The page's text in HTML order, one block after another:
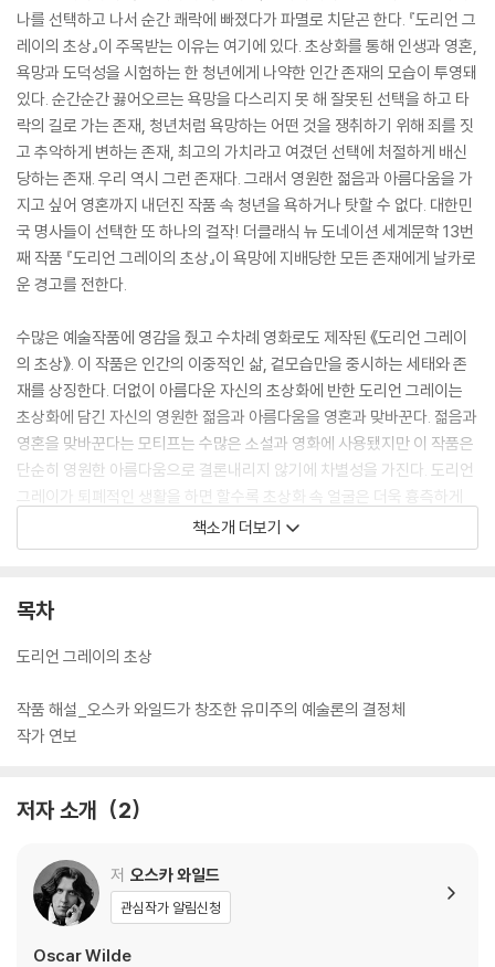
나를 선택하고 나서 순간 쾌락에 빠졌다가 파멸로 치닫곤 한다. 『도리언 그
레이의 초상』이 주목받는 이유는 여기에 있다. 초상화를 통해 인생과 영혼,
욕망과 도덕성을 시험하는 한 청년에게 나약한 인간 존재의 모습이 투영돼
있다. 순간순간 끓어오르는 욕망을 다스리지 못 해 잘못된 선택을 하고 타
락의 길로 가는 존재, 청년처럼 욕망하는 어떤 것을 쟁취하기 위해 죄를 짓
고 추악하게 변하는 존재, 최고의 가치라고 여겼던 선택에 처절하게 배신
당하는 존재. 우리 역시 그런 존재다. 그래서 영원한 젊음과 아름다움을 가
지고 싶어 영혼까지 내던진 작품 속 청년을 욕하거나 탓할 수 없다. 대한민
국 명사들이 선택한 또 하나의 걸작! 더클래식 뉴 도네이션 세계문학 13번
째 작품 『도리언 그레이의 초상』이 욕망에 지배당한 모든 존재에게 날카로
운 경고를 전한다.
수많은 예술작품에 영감을 줬고 수차례 영화로도 제작된 《도리언 그레이
의 초상》. 이 작품은 인간의 이중적인 삶, 겉모습만을 중시하는 세태와 존
재를 상징한다. 더없이 아름다운 자신의 초상화에 반한 도리언 그레이는
초상화에 담긴 자신의 영원한 젊음과 아름다움을 영혼과 맞바꾼다. 젊음과
영혼을 맞바꾼다는 모티프는 수많은 소설과 영화에 사용됐지만 이 작품은
단순히 영원한 아름다움으로 결론내리지 않기에 차별성을 가진다. 도리언
그레이가 퇴폐적인 생활을 하면 할수록 초상화 속 얼굴은 더욱 흉측하게
변해 간다. 헛된 욕망에 의해 ‘자아 분열’을 일으키고 결국 순수한 얼굴로
씻지 못할 죄악을 저지른다. 흥미진진한 이야기의 전개에 작가 특유의 냉
책소개 더보기
목차
도리언 그레이의 초상
작품 해설_오스카 와일드가 창조한 유미주의 예술론의 결정체
작가 연보
저자 소개 2
저 오스카 와일드
관심작가 알림신청
Oscar Wilde